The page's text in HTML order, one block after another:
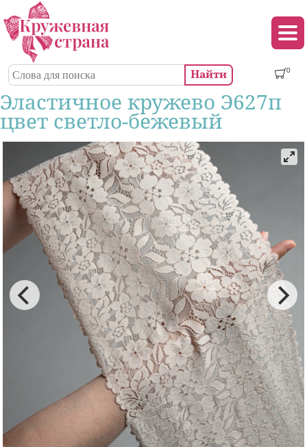
Перейти к основному содержанию
Форма поиска
Поиск 0
Эластичное кружево Э627п
цвет светло-бежевый